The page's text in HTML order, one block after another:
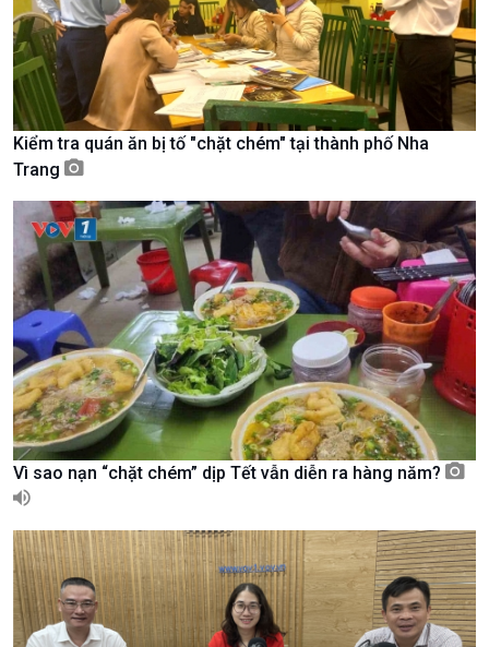
Xã hội
Tin Đời sống & Xã hội
360 độ Sức khỏe
Chuyển đổi Xanh
Tài nguyên và Môi trường
Chuyên gia của bạn
Xã hội chuyển động
Bước chân đến trường
Khoa học & Công nghệ
Tin Khoa học & Công nghệ
Kết nối công nghệ
Sống chung với biến đổi
khí hậu
Kiểm tra quán ăn bị tố "chặt chém" tại thành phố Nha
Trang
Vì sao nạn “chặt chém” dịp Tết vẫn diễn ra hàng năm?